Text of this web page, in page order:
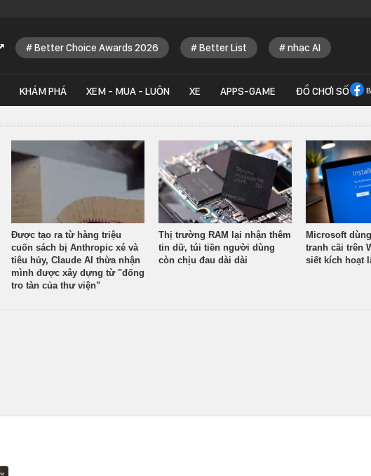
Better Choice Awards 2026 Better List nhạc AI
KHÁM PHÁ XEM - MUA - LUÔN XE APPS-GAME ĐỒ CHƠI SỐ
Được tạo ra từ hàng triệu
cuốn sách bị Anthropic xé và
tiêu hủy, Claude AI thừa nhận
mình được xây dựng từ "đống
tro tàn của thư viện"
Thị trường RAM lại nhận thêm
tin dữ, túi tiền người dùng
còn chịu đau dài dài
Microsoft
tranh cãi trên
siết kích hoạt